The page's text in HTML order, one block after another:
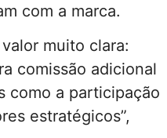
com a marca.
muito clara:
comissão adicional
como a participação
estratégicos”,